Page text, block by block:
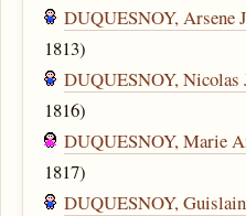
DUQUESNOY, Arsene
1813)
DUQUESNOY, Nicolas
1816)
DUQUESNOY, Marie
1817)
DUQUESNOY,